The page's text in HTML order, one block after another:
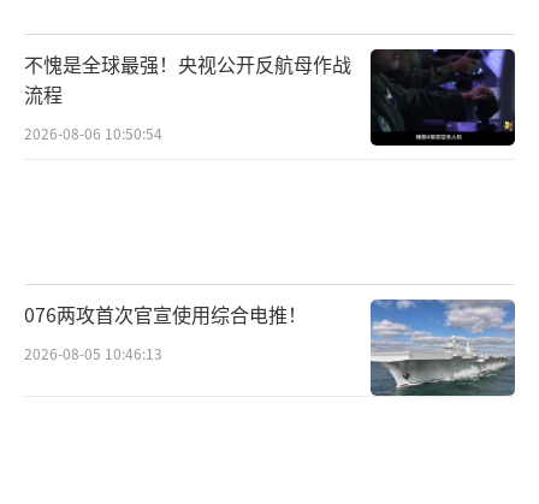
不愧是全球最强！央视公开反航母作战
流程
2026-08-06 10:50:54
076两攻首次官宣使用综合电推！
2026-08-05 10:46:13